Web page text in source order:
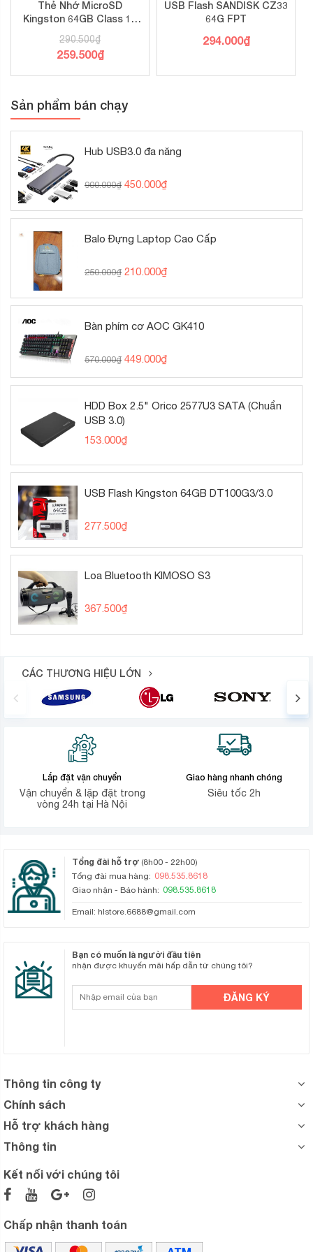
Thẻ Nhớ MicroSD
Kingston 64GB Class 10
290.500₫
259.500₫
USB Flash SANDISK CZ33
64G FPT
294.000₫
Sản phẩm bán chạy
Hub USB3.0 đa năng
900.000₫ 450.000₫
Balo Đựng Laptop Cao Cấp
250.000₫ 210.000₫
Bàn phím cơ AOC GK410
570.000₫ 449.000₫
HDD Box 2.5" Orico 2577U3 SATA (Chuẩn
USB 3.0)
153.000₫
USB Flash Kingston 64GB DT100G3/3.0
277.500₫
Loa Bluetooth KIMOSO S3
367.500₫
CÁC THƯƠNG HIỆU LỚN
Lắp đặt vận chuyển
Vận chuyển & lặp đặt trong
vòng 24h tại Hà Nội
Giao hàng nhanh chóng
Siêu tốc 2h
Tổng đài hỗ trợ (8h00 - 22h00)
Tổng đài mua hàng: 098.535.8618
Giao nhận - Bảo hành: 098.535.8618
Email: hlstore.6688@gmail.com
Bạn có muốn là người đầu tiên
nhận được khuyến mãi hấp dẫn từ chúng tôi?
Thông tin công ty
Chính sách
Hỗ trợ khách hàng
Thông tin
Kết nối với chúng tôi
Chấp nhận thanh toán